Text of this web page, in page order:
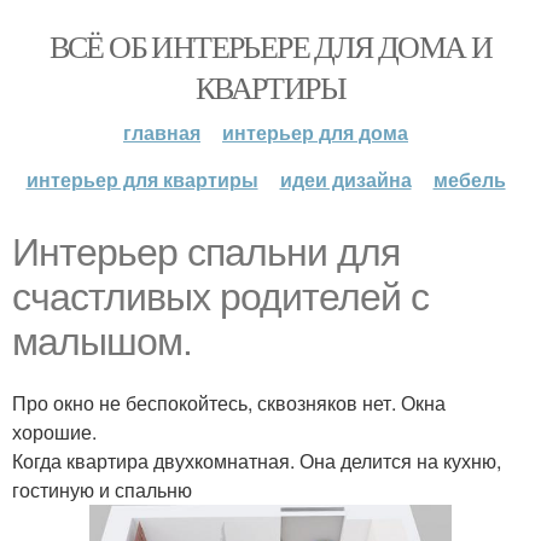
ВСЁ ОБ ИНТЕРЬЕРЕ ДЛЯ ДОМА И
КВАРТИРЫ
главная
интерьер для дома
интерьер для квартиры
идеи дизайна мебель
Интерьер спальни для
счастливых родителей с
малышом.
Про окно не беспокойтесь, сквозняков нет. Окна
хорошие.
Когда квартира двухкомнатная. Она делится на кухню,
гостиную и спальню